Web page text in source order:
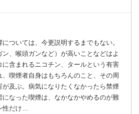
ついては、今更説明するまでもない。
、喉頭ガンなど）が高いことなどはよ
に含まれるニコチン、タールという有害
喫煙者自身はもちろんのこと、その周
が及ぶ。病気になりたくなかったら禁煙
なった喫煙は、なかなかやめるのが難
性だけ…